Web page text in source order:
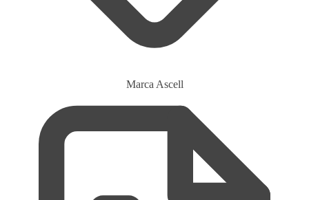
Marca Ascell